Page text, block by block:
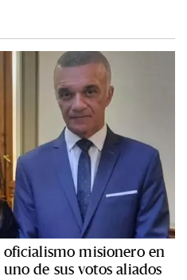
misionero en
de sus votos aliados